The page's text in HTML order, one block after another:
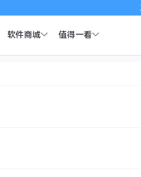
本站
软件商城 值得一看